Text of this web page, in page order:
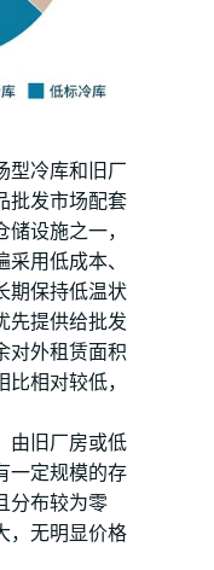
型冷库和旧厂
批发市场配套
设施之一，
用低成本、
期保持低温状
先提供给批发
对外租赁面积
相对较低，
由旧厂房或低
一定规模的存
分布较为零
，无明显价格